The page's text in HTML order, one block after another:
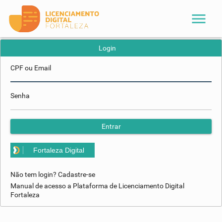
menu
Login
CPF ou Email
Senha
Entrar
Fortaleza Digital
Não tem login? Cadastre-se
Manual de acesso a Plataforma de Licenciamento Digital
Fortaleza